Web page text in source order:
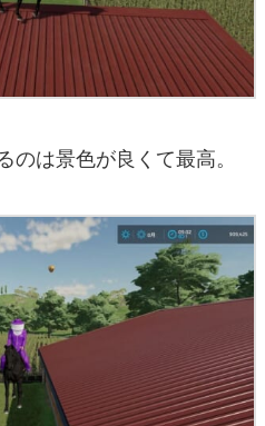
は景色が良くて最高。